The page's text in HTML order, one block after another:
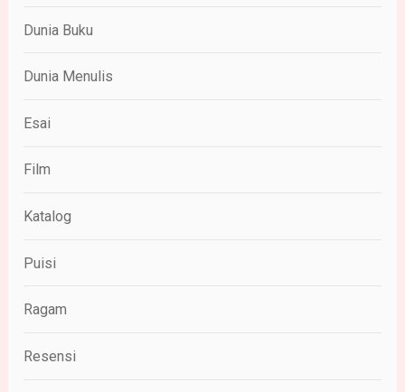
Dunia Buku
Dunia Menulis
Esai
Film
Katalog
Puisi
Ragam
Resensi